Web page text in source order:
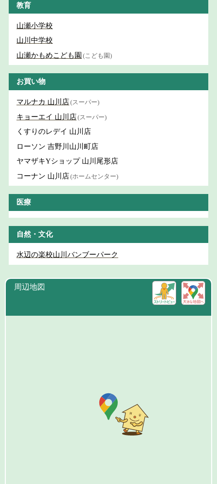
教育
山瀬小学校
山川中学校
山瀬かもめこども園 (こども園)
お買い物
マルナカ 山川店(スーパー)
キョーエイ 山川店(スーパー)
くすりのレデイ 山川店
ローソン 吉野川山川町店
ヤマザキYショップ 山川尾形店
コーナン 山川店(ホームセンター)
医療
自然・文化
水辺の楽校山川バンブーパーク
周辺地図